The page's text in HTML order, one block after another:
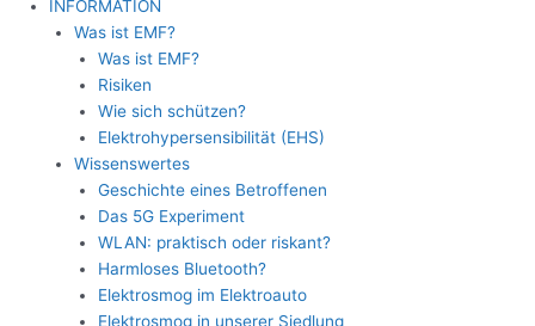
INFORMATION
Was ist EMF?
Was ist EMF?
Risiken
Wie sich schützen?
Elektrohypersensibilität (EHS)
Wissenswertes
Geschichte eines Betroffenen
Das 5G Experiment
WLAN: praktisch oder riskant?
Harmloses Bluetooth?
Elektrosmog im Elektroauto
Elektrosmog in unserer Siedlung